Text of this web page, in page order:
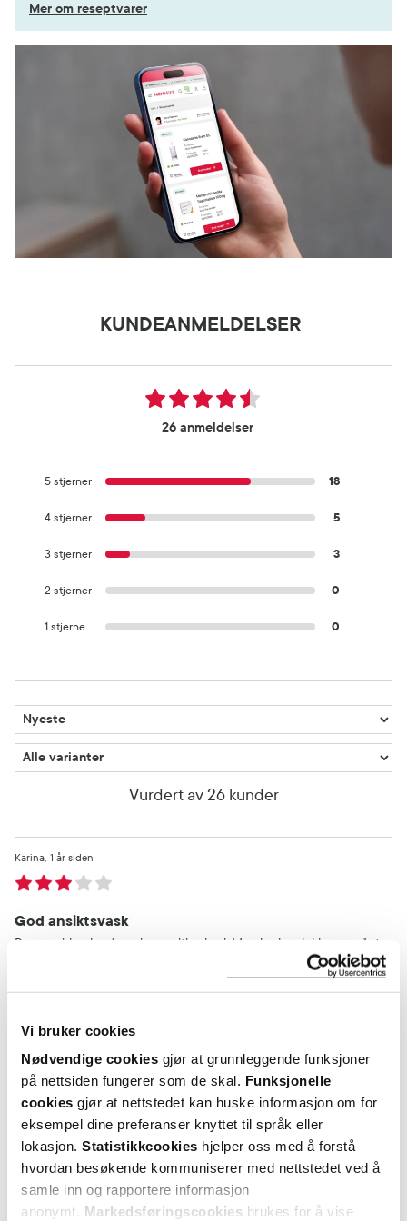
Vi bruker cookies
Nødvendige cookies gjør at grunnleggende funksjoner
på nettsiden fungerer som de skal. Funksjonelle
cookies gjør at nettstedet kan huske informasjon om for
eksempel dine preferanser knyttet til språk eller
lokasjon. Statistikkcookies hjelper oss med å forstå
hvordan besøkende kommuniserer med nettstedet ved å
samle inn og rapportere informasjon
anonymt. Markedsføringscookies brukes for å vise
Mer om reseptvarer
KUNDEANMELDELSER
26 anmeldelser
5 stjerner 18
4 stjerner 5
3 stjerner 3
2 stjerner 0
1 stjerne 0
Vurdert av 26 kunder
God ansiktsvask
1 år siden
Karina
Denne virker bra for min sensitive hud. Men korken lekker og sånt
0
flagg denne anmeldelsen
Supergod
1 år siden
Inger